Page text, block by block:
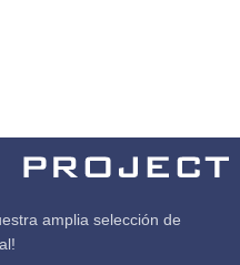
amplia selección de